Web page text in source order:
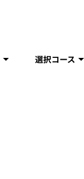
選択コース